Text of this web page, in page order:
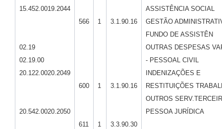
15.452.0019.2044
02.19
02.19.00
20.122.0020.2049
20.542.0020.2050
566
600
611
1
1
1
3.1.90.16
3.1.90.16
3.3.90.30
ASSISTÊNCIA SOCIAL
GESTÃO
FUNDO DE ASSISTÊN
OUTRAS DESPESAS
- PESSOAL CIVIL
INDENIZAÇÕES E
RESTITUIÇÕES
OUTROS
PESSOA JURÍDICA